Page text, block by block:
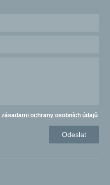
zásadami ochrany osobních údajů.